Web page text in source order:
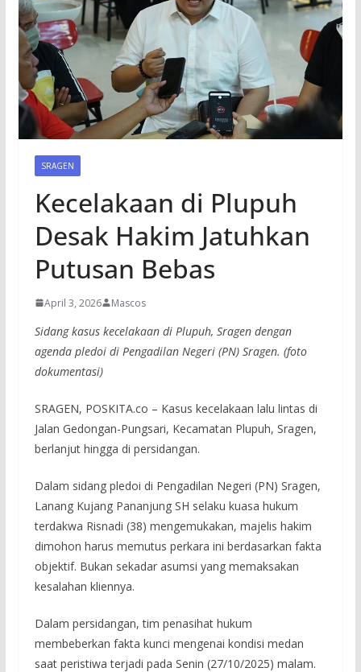
SRAGEN
Kecelakaan di Plupuh
Desak Hakim Jatuhkan
Putusan Bebas
April 3, 2026 Mascos
Sidang kasus kecelakaan di Plupuh, Sragen dengan
agenda pledoi di Pengadilan Negeri (PN) Sragen. (foto
dokumentasi)
SRAGEN, POSKITA.co – Kasus kecelakaan lalu lintas di
Jalan Gedongan-Pungsari, Kecamatan Plupuh, Sragen,
berlanjut hingga di persidangan.
Dalam sidang pledoi di Pengadilan Negeri (PN) Sragen,
Lanang Kujang Pananjung SH selaku kuasa hukum
terdakwa Risnadi (38) mengemukakan, majelis hakim
dimohon harus memutus perkara ini berdasarkan fakta
objektif. Bukan sekadar asumsi yang memaksakan
kesalahan kliennya.
Dalam persidangan, tim penasihat hukum
membeberkan fakta kunci mengenai kondisi medan
saat peristiwa terjadi pada Senin (27/10/2025) malam.